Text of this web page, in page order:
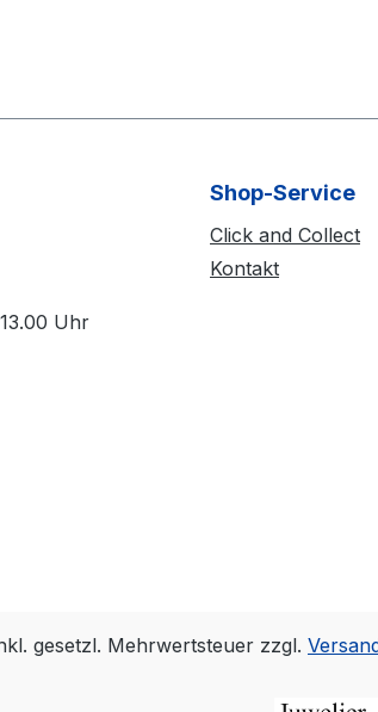
Uhr
Shop-Service
Click and Collect
Kontakt
gesetzl. Mehrwertsteuer zzgl.